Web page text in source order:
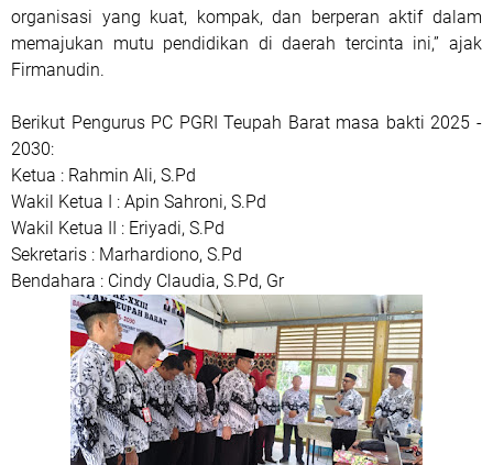
organisasi yang kuat, kompak, dan berperan aktif dalam
memajukan mutu pendidikan di daerah tercinta ini,” ajak
Firmanudin.
Berikut Pengurus PC PGRI Teupah Barat masa bakti 2025 -
2030:
Ketua : Rahmin Ali, S.Pd
Wakil Ketua I : Apin Sahroni, S.Pd
Wakil Ketua II : Eriyadi, S.Pd
Sekretaris : Marhardiono, S.Pd
Bendahara : Cindy Claudia, S.Pd, Gr